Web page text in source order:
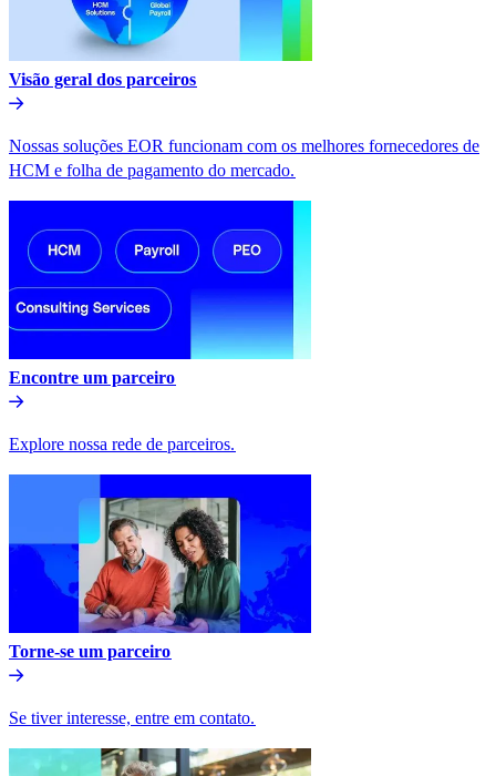
Visão geral dos parceiros​​
Nossas soluções EOR funcionam com os melhores fornecedores de
HCM e folha de pagamento do mercado.​​
Encontre um parceiro​​
Explore nossa rede de parceiros.​​
Torne-se um parceiro​​
Se tiver interesse, entre em contato.​​